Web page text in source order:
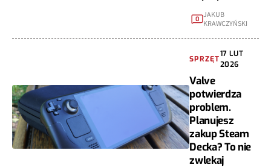
0 JAKUB
KRAWCZYŃSKI
SPRZĘT
17 LUT
2026
Valve
potwierdza
problem.
Planujesz
zakup Steam
Decka? To nie
zwlekaj